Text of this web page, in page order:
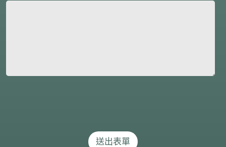
送出表單